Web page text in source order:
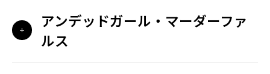
アンデッドガール・マーダーファ
ルス